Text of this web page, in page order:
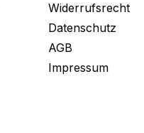
Widerrufsrecht
Datenschutz
AGB
Impressum